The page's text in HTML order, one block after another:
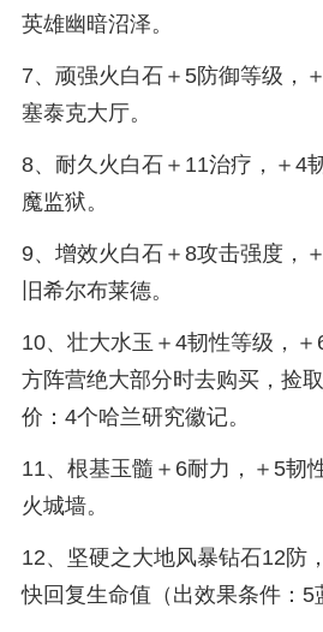
英雄幽暗沼泽。
7、顽强火白石＋5防御等级
塞泰克大厅。
8、耐久火白石＋11治疗，＋
魔监狱。
9、增效火白石＋8攻击强度
旧希尔布莱德。
10、壮大水玉＋4韧性等级，
方阵营绝大部分时去购买，捡
价：4个哈兰研究徽记。
11、根基玉髓＋6耐力，＋5
火城墙。
12、坚硬之大地风暴钻石12防
快回复生命值（出效果条件：